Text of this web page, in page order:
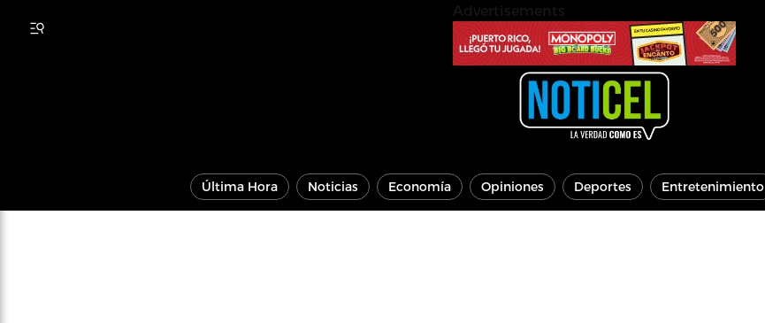
Última Hora Noticias Economía Opiniones Deportes Entretenimiento